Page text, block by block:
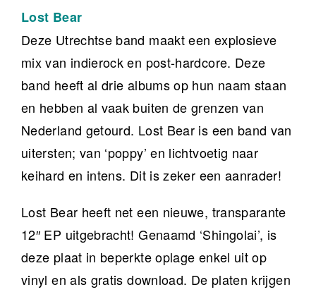
Lost Bear
Deze Utrechtse band maakt een explosieve
mix van indierock en post-hardcore. Deze
band heeft al drie albums op hun naam staan
en hebben al vaak buiten de grenzen van
Nederland getourd. Lost Bear is een band van
uitersten; van ‘poppy’ en lichtvoetig naar
keihard en intens. Dit is zeker een aanrader!
Lost Bear heeft net een nieuwe, transparante
12″ EP uitgebracht! Genaamd ‘Shingolai’, is
deze plaat in beperkte oplage enkel uit op
vinyl en als gratis download. De platen krijgen